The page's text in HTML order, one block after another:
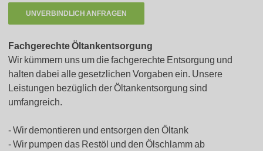
Fachgerechte Öltankentsorgung
Wir kümmern uns um die fachgerechte Entsorgung und
halten dabei alle gesetzlichen Vorgaben ein. Unsere
Leistungen bezüglich der Öltankentsorgung sind
umfangreich.
Wir demontieren und entsorgen den Öltank
Wir pumpen das Restöl und den Ölschlamm ab